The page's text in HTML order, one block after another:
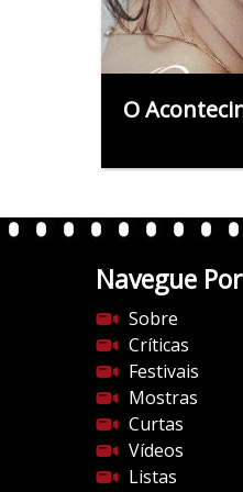
O
Navegue
Sobre
Críticas
Festivais
Mostras
Curtas
Vídeos
Listas